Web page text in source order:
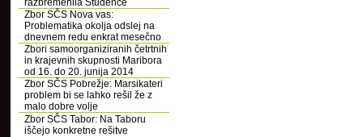
razbremenila Studence
Zbor SČS Nova vas:
Problematika okolja odslej na
dnevnem redu enkrat mesečno
Zbori samoorganiziranih četrtnih
in krajevnih skupnosti Maribora
od 16. do 20. junija 2014
Zbor SČS Pobrežje: Marsikateri
problem bi se lahko rešil že z
malo dobre volje
Zbor SČS Tabor: Na Taboru
iščejo konkretne rešitve